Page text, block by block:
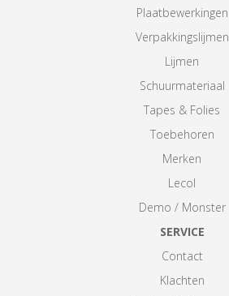
Plaatbewerkingen
Verpakkingslijmen
Lijmen
Schuurmateriaal
Tapes & Folies
Toebehoren
Merken
Lecol
Demo / Monster
SERVICE
Contact
Klachten